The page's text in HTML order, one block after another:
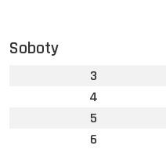
Soboty
3
4
5
6